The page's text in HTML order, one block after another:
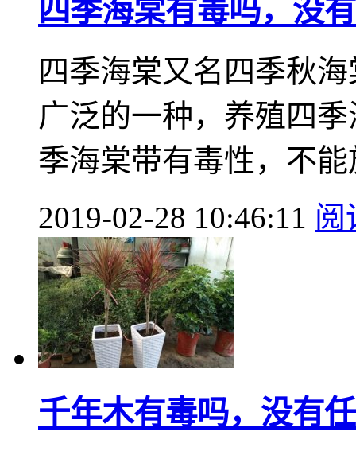
四季海棠有毒吗，没
四季海棠又名四季秋
广泛的一种，养殖四
季海棠带有毒性，不能
2019-02-28 10:46:11 阅
千年木有毒吗，没有